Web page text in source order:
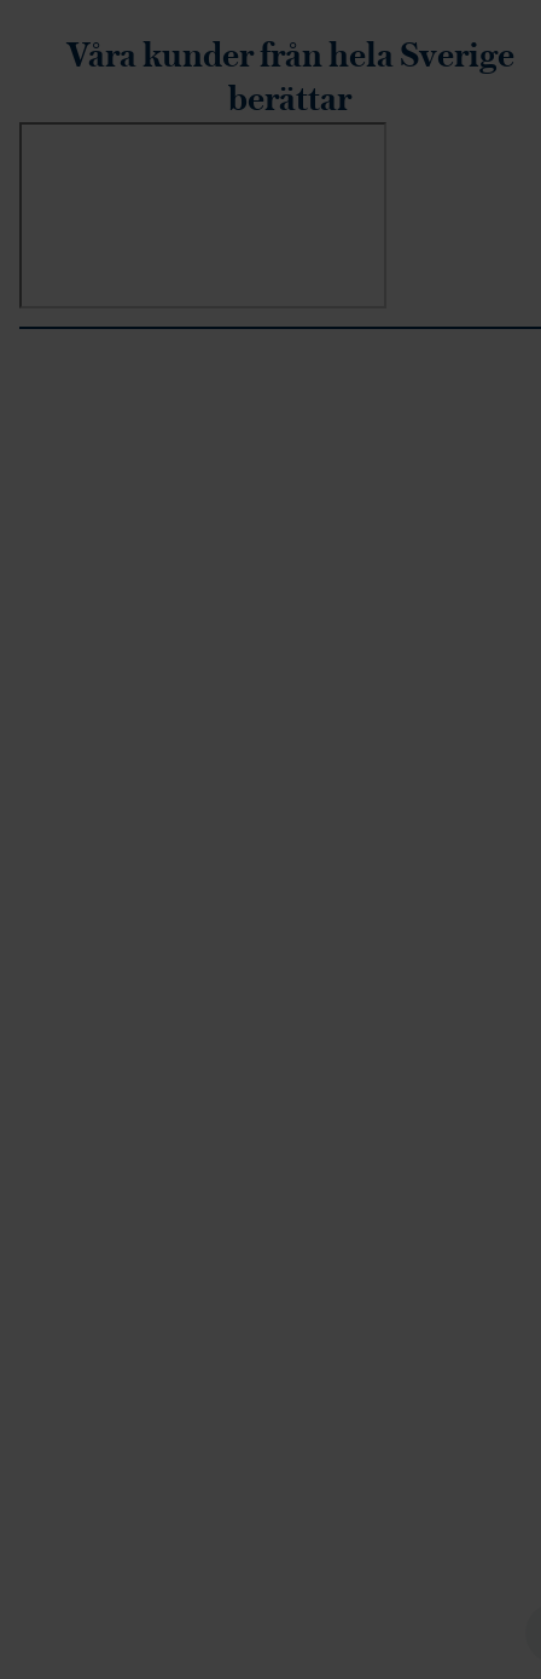
Våra kunder från hela Sverige
berättar